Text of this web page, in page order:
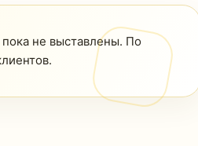
не выставлены. По